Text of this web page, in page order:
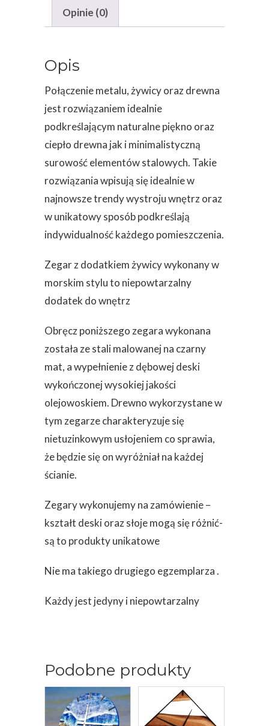
Opinie (0)
Opis
Połączenie metalu, żywicy oraz drewna
jest rozwiązaniem idealnie
podkreślającym naturalne piękno oraz
ciepło drewna jak i minimalistyczną
surowość elementów stalowych. Takie
rozwiązania wpisują się idealnie w
najnowsze trendy wystroju wnętrz oraz
w unikatowy sposób podkreślają
indywidualność każdego pomieszczenia.
Zegar z dodatkiem żywicy wykonany w
morskim stylu to niepowtarzalny
dodatek do wnętrz
Obręcz poniższego zegara wykonana
została ze stali malowanej na czarny
mat, a wypełnienie z dębowej deski
wykończonej wysokiej jakości
olejowoskiem. Drewno wykorzystane w
tym zegarze charakteryzuje się
nietuzinkowym usłojeniem co sprawia,
że będzie się on wyróżniał na każdej
ścianie.
Zegary wykonujemy na zamówienie –
kształt deski oraz słoje mogą się różnić-
są to produkty unikatowe
Nie ma takiego drugiego egzemplarza .
Każdy jest jedyny i niepowtarzalny
Podobne produkty